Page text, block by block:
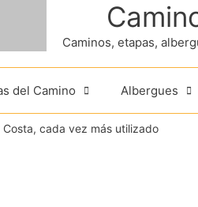
Caminos, etapas,
del Camino Albergues
Costa, cada vez más utilizado